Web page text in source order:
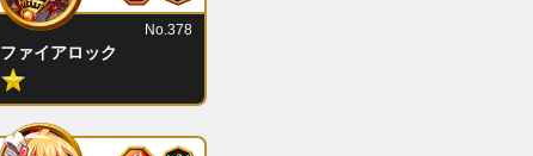
ファイアロック
No.378